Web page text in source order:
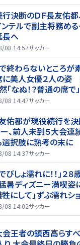
決断のＤＦ長友佑
テルで副主将務め
へ
08 14:57サッカー
終わらないところが
美人女優２人の姿
「なぬ！？普通の席で
すぎ」
08 14:47サッカー
友佑都が現役続行を
、前人未到５大会
択肢に熟考の末に
08 14:37サッカー
びしょ濡れに！！」２
暑ディズニー満喫姿
にして」ずぶ濡れシ
優さんかと」
08 14:02サッカー
王者の鎮西高らす